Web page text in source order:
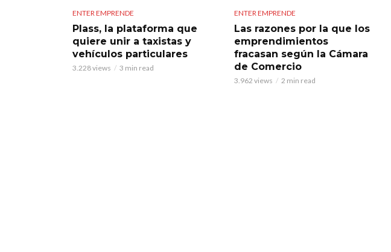
ENTER EMPRENDE
Plass, la plataforma que
quiere unir a taxistas y
vehículos particulares
3.228 views 3 min read
ENTER EMPRENDE
Las razones por la que los
emprendimientos
fracasan según la Cámara
de Comercio
3.962 views 2 min read